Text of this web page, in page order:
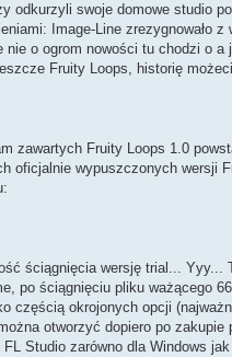
swoje domowe studio
Image-Line zrezygnowało
o ogrom nowości tu chodzi o a
Fruity Loops, historię
zawartych Fruity Loops 1.0
oficjalnie wypuszczonych wersji
ściągnięcia wersję trial... Yyy...
po ściągnięciu pliku ważącego
częścią okrojonych opcji
otworzyć dopiero po zakupie
Studio zarówno dla Windows